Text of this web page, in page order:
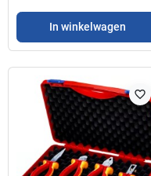
In winkelwagen
favorite_border